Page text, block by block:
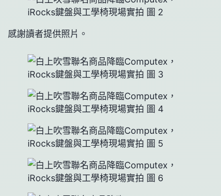
感謝讀者提供照片。